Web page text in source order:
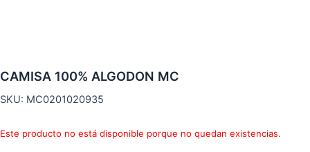
CAMISA 100% ALGODON MC
SKU: MC0201020935
Este producto no está disponible porque no quedan existencias.